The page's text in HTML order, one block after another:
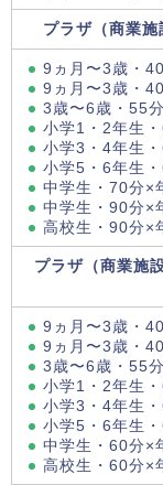
プラザ（商業施
9ヵ月〜3歳・
9ヵ月〜3歳・
3歳〜6歳・55
小学1・2年生
小学3・4年生
小学5・6年生
中学生・70分×
中学生・90分×
高校生・90分×
プラザ（商業施
9ヵ月〜3歳・
9ヵ月〜3歳・
3歳〜6歳・55
小学1・2年生
小学3・4年生
小学5・6年生
中学生・60分×
高校生・60分×